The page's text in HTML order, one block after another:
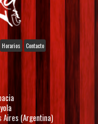
Horarios Contacto
Aires (Argentina)